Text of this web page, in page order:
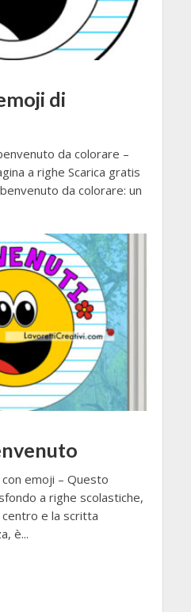
di
da colorare –
a righe Scarica gratis
da colorare: un
emoji – Questo
a righe scolastiche,
e la scritta
è...